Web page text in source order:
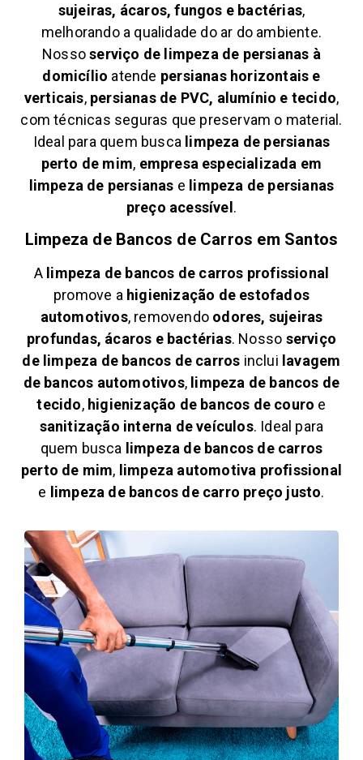
sujeiras, ácaros, fungos e bactérias,
melhorando a qualidade do ar do ambiente.
Nossoserviço de limpeza de persianas à
domicílio atende persianas horizontais e
verticais, persianas de PVC, alumínio e tecido,
com técnicas seguras que preservam o material.
Ideal para quem busca limpeza de persianas
perto de mim, empresa especializada em
limpeza de persianas e limpeza de persianas
preço acessível.
Limpeza de Bancos de Carros em Santos
A limpeza de bancos de carros profissional
promove a higienização de estofados
automotivos, removendo odores, sujeiras
profundas, ácaros e bactérias. Nosso serviço
de limpeza de bancos de carros inclui lavagem
de bancos automotivos, limpeza de bancos de
tecido, higienização de bancos de couro e
sanitização interna de veículos. Ideal para
quem busca limpeza de bancos de carros
perto de mim, limpeza automotiva profissional
e limpeza de bancos de carro preço justo.